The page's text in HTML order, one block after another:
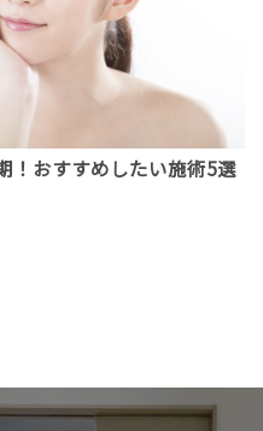
！おすすめしたい施術5選